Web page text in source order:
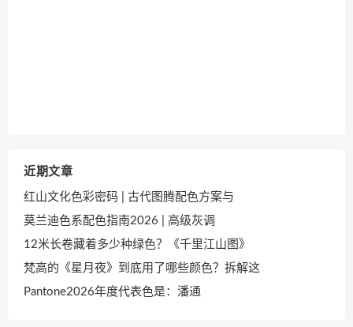
近期文章
红山文化色彩密码 | 古代图腾配色方案与
莫兰迪色系配色指南2026 | 高级灰调
12米长卷藏着多少种绿色？《千里江山图》
梵高的《星月夜》到底用了哪些颜色？拆解这
Pantone2026年度代表色是：潘通